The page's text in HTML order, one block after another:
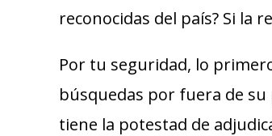
reconocidas del país? Si la
Por tu seguridad, lo
búsquedas por fuera de
tiene la potestad de